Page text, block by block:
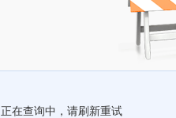
正在查询中，请刷新重试